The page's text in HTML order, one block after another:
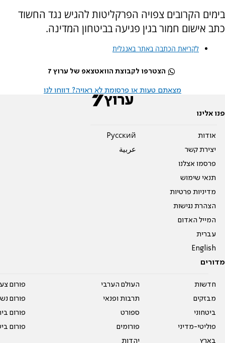
בימים הקרובים צפויה הפרקליטות להגיש נגד החשוד
כתב אישום חמור בגין פגיעה בביטחון המדינה.
לקריאת הכתבה באתר באנגלית
הצטרפו לקבוצת הוואטצאפ של ערוץ 7
מצאתם טעות או פרסומת לא ראויה? דווחו לנו
פנו אלינו
אודות
יצירת קשר
פרסמו אצלנו
תנאי שימוש
מדיניות פרטיות
הצהרת נגישות
המייל האדום
עברית
English
Pусский
عربية
מדורים
חדשות
מבזקים
ביטחוני
פוליטי-מדיני
בארץ
העולם הערבי
תרבות ופנאי
ספורט
פורומים
יהדות
פורום
פורום
פורום
פורום